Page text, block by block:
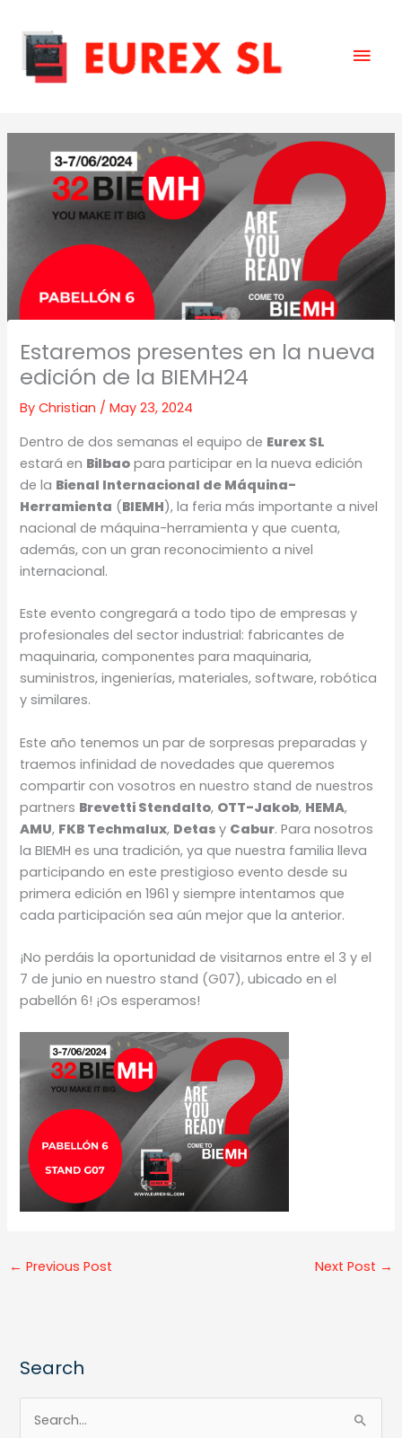
content
Estaremos presentes en la nueva
edición de la BIEMH24
ByChristian /May 23, 2024
Dentro de dos semanas el equipo de Eurex SL
estará en Bilbao para participar en la nueva edición
de la Bienal Internacional de Máquina-
Herramienta (BIEMH), la feria más importante a nivel
nacional de máquina-herramienta y que cuenta,
además, con un gran reconocimiento a nivel
internacional.
Este evento congregará a todo tipo de empresas y
profesionales del sector industrial: fabricantes de
maquinaria, componentes para maquinaria,
suministros, ingenierías, materiales, software, robótica
y similares.
Este año tenemos un par de sorpresas preparadas y
traemos infinidad de novedades que queremos
compartir con vosotros en nuestro stand de nuestros
partners Brevetti Stendalto, OTT-Jakob, HEMA,
AMU, FKB Techmalux, Detasy Cabur. Para nosotros
la BIEMH es una tradición, ya que nuestra familia lleva
participando en este prestigioso evento desde su
primera edición en 1961 y siempre intentamos que
cada participación sea aún mejor que la anterior.
¡No perdáis la oportunidad de visitarnos entre el 3 y el
7 de junio en nuestro stand (G07), ubicado en el
pabellón 6! ¡Os esperamos!
← Previous Post Next Post →
Search